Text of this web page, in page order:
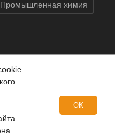
Промышленная химия
«Индатэк»
с сайта запрещено.
офертой, определяемой
(2) ГК РФ.
ОК